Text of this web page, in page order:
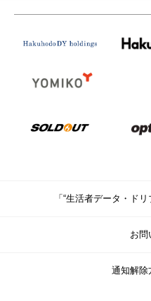
「“生活者データ・ド
お問
通知解除